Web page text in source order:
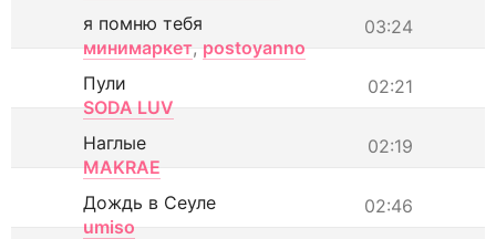
03:24
я помню тебя
минимаркет, postoyanno
02:21
Пули
SODA LUV
02:19
Наглые
MAKRAE
02:46
Дождь в Сеуле
umiso